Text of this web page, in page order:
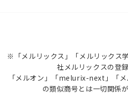
※「メルリックス」「メルリックス
社メルリックスの登録
「メルオン」「melurix-next」「
の類似商号とは一切関係